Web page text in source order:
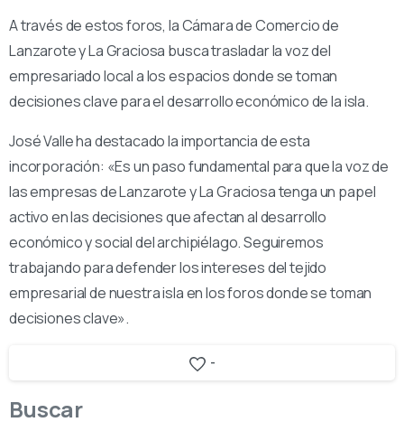
A través de estos foros, la Cámara de Comercio de
Lanzarote y La Graciosa busca trasladar la voz del
empresariado local a los espacios donde se toman
decisiones clave para el desarrollo económico de la isla.
José Valle ha destacado la importancia de esta
incorporación: «Es un paso fundamental para que la voz de
las empresas de Lanzarote y La Graciosa tenga un papel
activo en las decisiones que afectan al desarrollo
económico y social del archipiélago. Seguiremos
trabajando para defender los intereses del tejido
empresarial de nuestra isla en los foros donde se toman
decisiones clave».
-
Buscar